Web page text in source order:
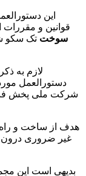
این
قوانین و مقررات
سوخت تک سکو
لازم به
دستورالعمل
شرکت ملی پخش
هدف از ساخت و راه
غیر ضروری
بدیهی است این